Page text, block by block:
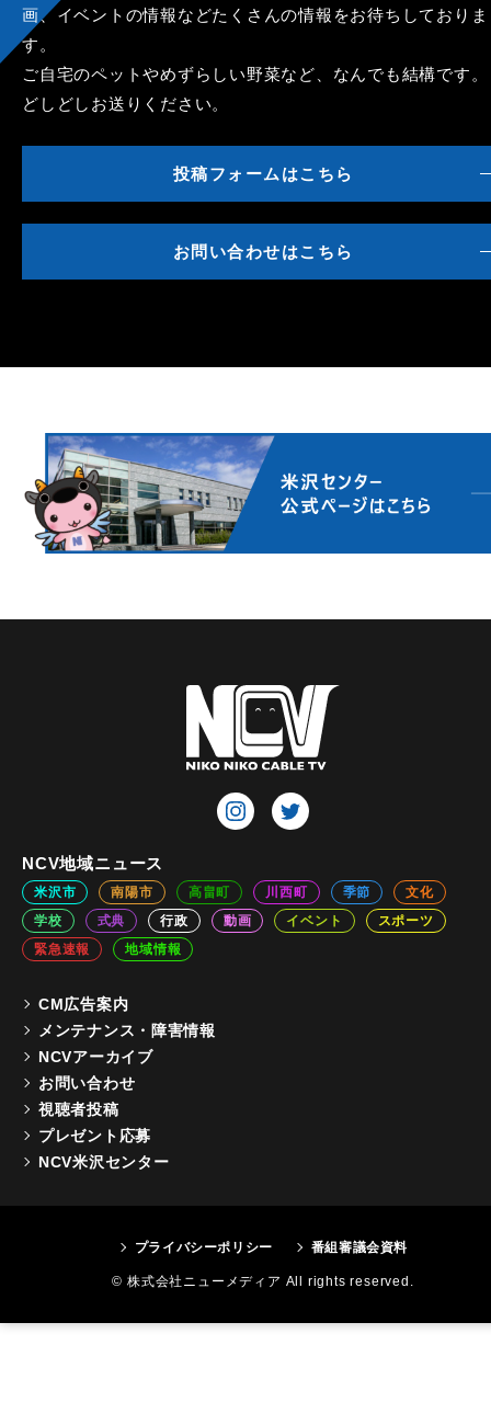
画、イベントの情報などたくさんの情報をお待ちしておりま
す。
ご自宅のペットやめずらしい野菜など、なんでも結構です。
どしどしお送りください。
投稿フォームはこちら
お問い合わせはこちら
NCV地域ニュース
米沢市 南陽市 高畠町 川西町 季節
文化
学校
式典 行政 動画 イベント
スポーツ
緊急速報
地域情報
CM広告案内
メンテナンス・障害情報
NCVアーカイブ
お問い合わせ
視聴者投稿
プレゼント応募
NCV米沢センター
プライバシーポリシー 番組審議会資料
© 株式会社ニューメディア All rights reserved.